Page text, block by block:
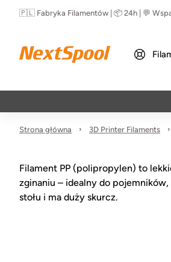
🇵🇱 Fabryka Filamentów | 📦 24h | 💬
Strona główna 3D Printer Filaments
Filament PP (polipropylen) to
zginaniu – idealny do
stołu i ma duży skurcz.